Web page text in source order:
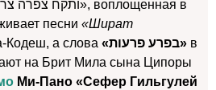
песни «Шират
Кодеш, а слова «בפרע פרעות» в
на Брит Мила сына Ципоры
Ми-Пано «Сефер Гильгулей